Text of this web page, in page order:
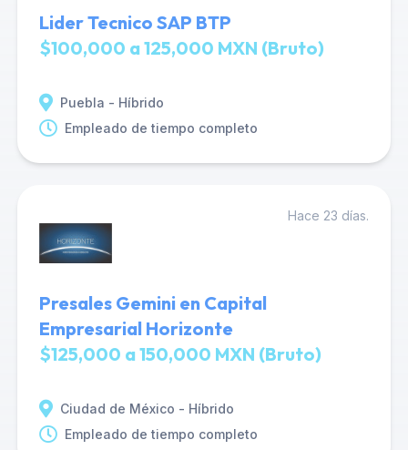
Lider Tecnico SAP BTP
$100,000 a 125,000 MXN (Bruto)
Puebla - Híbrido
Empleado de tiempo completo
Hace 23 días.
Presales Gemini en Capital
Empresarial Horizonte
$125,000 a 150,000 MXN (Bruto)
Ciudad de México - Híbrido
Empleado de tiempo completo